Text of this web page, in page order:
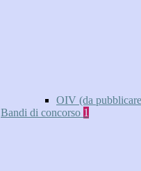
OIV (da
Bandi di concorso 1